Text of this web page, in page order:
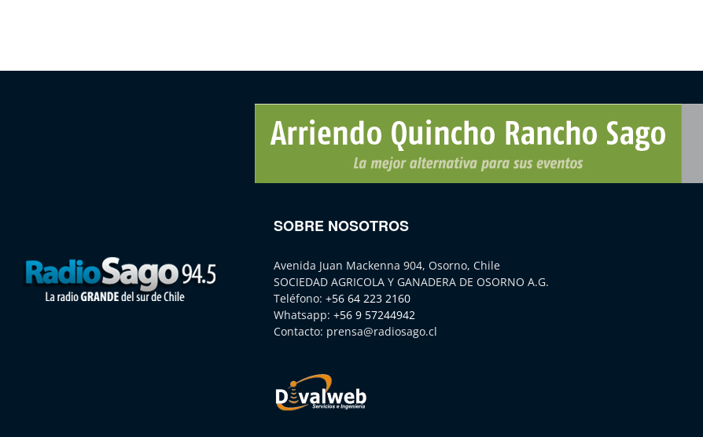
SOBRE NOSOTROS
Avenida Juan Mackenna 904, Osorno, Chile
SOCIEDAD AGRICOLA Y GANADERA DE OSORNO A.G.
Teléfono: +56 64 223 2160
Whatsapp: +56 9 57244942
Contacto: prensa@radiosago.cl